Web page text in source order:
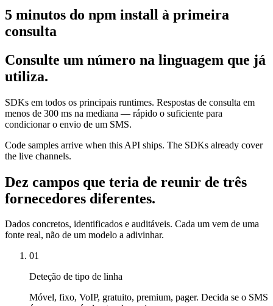
5 minutos do npm install à primeira
consulta
Consulte um número na linguagem que já
utiliza.
SDKs em todos os principais runtimes. Respostas de consulta em
menos de 300 ms na mediana — rápido o suficiente para
condicionar o envio de um SMS.
Code samples arrive when this API ships. The SDKs already cover
the live channels.
Dez campos que teria de reunir de três
fornecedores diferentes.
Dados concretos, identificados e auditáveis. Cada um vem de uma
fonte real, não de um modelo a adivinhar.
01
Deteção de tipo de linha
Móvel, fixo, VoIP, gratuito, premium, pager. Decida se o SMS